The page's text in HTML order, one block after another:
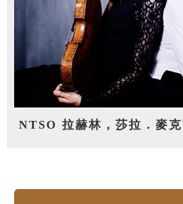
NTSO 拉赫林，莎拉．麥